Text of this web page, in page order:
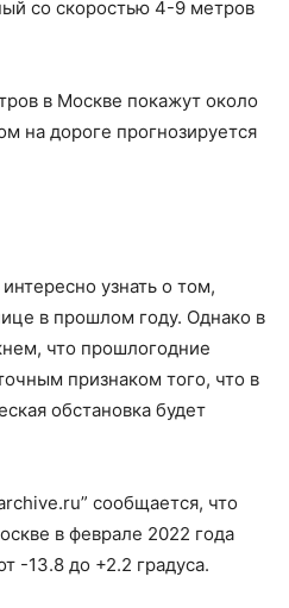
со скоростью 4-9 метров
в Москве покажут около
на дороге прогнозируется
узнать о том,
в прошлом году. Однако в
что прошлогодние
признаком того, что в
обстановка будет
сообщается, что
в феврале 2022 года
-13.8 до +2.2 градуса.